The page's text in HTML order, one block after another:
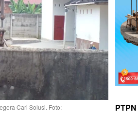
Cari Solusi. Foto: